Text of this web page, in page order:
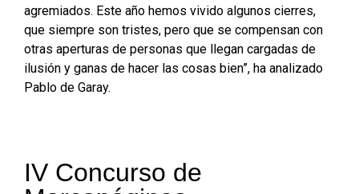
agremiados. Este año hemos vivido algunos cierres,
que siempre son tristes, pero que se compensan con
otras aperturas de personas que llegan cargadas de
ilusión y ganas de hacer las cosas bien”, ha analizado
Pablo de Garay.
IV Concurso de